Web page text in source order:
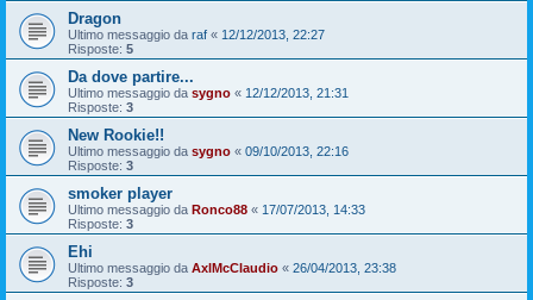
Dragon
Ultimo messaggio da raf « 12/12/2013, 22:27
Risposte: 5
Da dove partire...
Ultimo messaggio da sygno « 12/12/2013, 21:31
Risposte: 3
New Rookie!!
Ultimo messaggio da sygno « 09/10/2013, 22:16
Risposte: 3
smoker player
Ultimo messaggio da Ronco88 « 17/07/2013, 14:33
Risposte: 3
Ehi
Ultimo messaggio da AxlMcClaudio « 26/04/2013, 23:38
Risposte: 3